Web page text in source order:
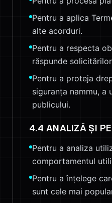
Pentru a aplica
alte acorduri.
Pentru a respecta
răspunde
Pentru a proteja
siguranța nammu,
publicului.
4.4 ANALIZĂ ȘI
Pentru a analiza
comportamentul
Pentru a înțelege
sunt cele mai